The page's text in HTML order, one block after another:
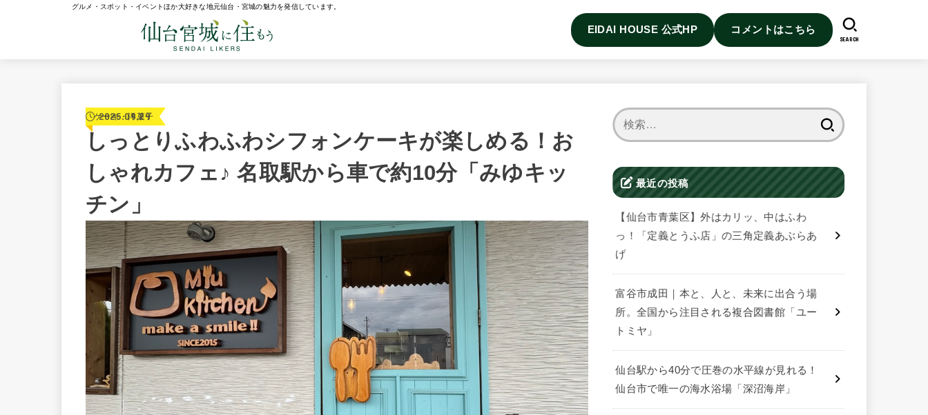
グルメ・スポット・イベントほか大好きな地元仙台・宮城の魅力を発信しています。
EIDAI HOUSE 公式HP コメントはこちら
SEARCH
ケーキ・洋菓子
2025.09.29
しっとりふわふわシフォンケーキが楽しめる！お
しゃれカフェ♪ 名取駅から車で約10分「みゆキッ
チン」
最近の投稿
【仙台市青葉区】外はカリッ、中はふわ
っ！「定義とうふ店」の三角定義あぶらあ
げ
富谷市成田｜本と、人と、未来に出合う場
所。全国から注目される複合図書館「ユー
トミヤ」
仙台駅から40分で圧巻の水平線が見れる！
仙台市で唯一の海水浴場「深沼海岸」